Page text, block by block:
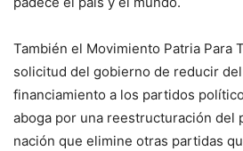
También el Movimiento Patria Para
solicitud del gobierno de reducir
financiamiento a los partidos
aboga por una reestructuración del
nación que elimine otras partidas